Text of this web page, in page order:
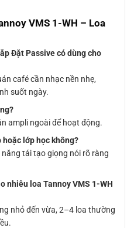
VMS 1-WH – Loa
Đặt Passive có dùng cho
café cần nhạc nền nhẹ,
suốt ngày.
ampli ngoài để hoạt động.
lớp học không?
tái tạo giọng nói rõ ràng
nhiêu loa Tannoy VMS 1-WH
nhỏ đến vừa, 2–4 loa thường